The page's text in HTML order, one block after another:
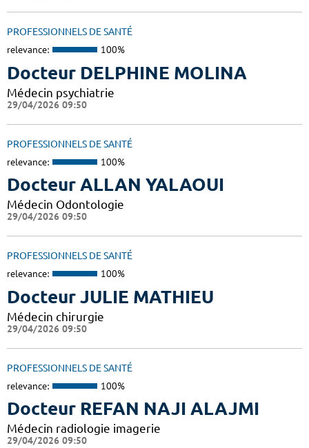
PROFESSIONNELS DE SANTÉ
relevance: 100%
Docteur DELPHINE MOLINA
Médecin psychiatrie
29/04/2026 09:50
PROFESSIONNELS DE SANTÉ
relevance: 100%
Docteur ALLAN YALAOUI
Médecin Odontologie
29/04/2026 09:50
PROFESSIONNELS DE SANTÉ
relevance: 100%
Docteur JULIE MATHIEU
Médecin chirurgie
29/04/2026 09:50
PROFESSIONNELS DE SANTÉ
relevance: 100%
Docteur REFAN NAJI ALAJMI
Médecin radiologie imagerie
29/04/2026 09:50